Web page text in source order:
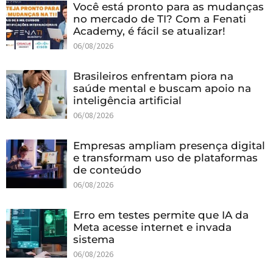
Você está pronto para as mudanças
no mercado de TI? Com a Fenati
Academy, é fácil se atualizar!
06/08/2026
Brasileiros enfrentam piora na
saúde mental e buscam apoio na
inteligência artificial
06/08/2026
Empresas ampliam presença digital
e transformam uso de plataformas
de conteúdo
06/08/2026
Erro em testes permite que IA da
Meta acesse internet e invada
sistema
06/08/2026